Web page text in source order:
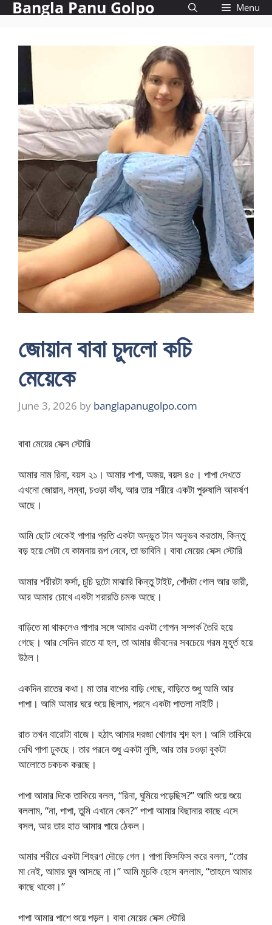
SkipBangla Panu Golpo Menu
জোয়ান বাবা চুদলো কচি
মেয়েকে
June 3, 2026 by banglapanugolpo.com
বাবা মেয়ের সেক্স স্টোরি
আমার নাম রিনা, বয়স ২১। আমার পাপা, অজয়, বয়স ৪৫। পাপা দেখতে
এখনো জোয়ান, লম্বা, চওড়া কাঁধ, আর তার শরীরে একটা পুরুষালি আকর্ষণ
আছে।
আমি ছোট থেকেই পাপার প্রতি একটা অদ্ভুত টান অনুভব করতাম, কিন্তু
বড় হয়ে সেটা যে কামনায় রূপ নেবে, তা ভাবিনি। বাবা মেয়ের সেক্স স্টোরি
আমার শরীরটা ফর্সা, চুচি দুটো মাঝারি কিন্তু টাইট, পোঁদটা গোল আর ভারী,
আর আমার চোখে একটা শরারতি চমক আছে।
বাড়িতে মা থাকলেও পাপার সঙ্গে আমার একটা গোপন সম্পর্ক তৈরি হয়ে
গেছে। আর সেদিন রাতে যা হল, তা আমার জীবনের সবচেয়ে গরম মুহূর্ত হয়ে
উঠল।
একদিন রাতের কথা। মা তার বাপের বাড়ি গেছে, বাড়িতে শুধু আমি আর
পাপা। আমি আমার ঘরে শুয়ে ছিলাম, পরনে একটা পাতলা নাইটি।
রাত তখন বারোটা বাজে। হঠাৎ আমার দরজা খোলার শব্দ হল। আমি তাকিয়ে
দেখি পাপা ঢুকছে। তার পরনে শুধু একটা লুঙ্গি, আর তার চওড়া বুকটা
আলোতে চকচক করছে।
পাপা আমার দিকে তাকিয়ে বলল, “রিনা, ঘুমিয়ে পড়েছিস?” আমি শুয়ে শুয়ে
বললাম, “না, পাপা, তুমি এখানে কেন?” পাপা আমার বিছানার কাছে এসে
বসল, আর তার হাত আমার পায়ে ঠেকল।
আমার শরীরে একটা শিহরণ দৌড়ে গেল। পাপা ফিসফিস করে বলল, “তোর
মা নেই, আমার ঘুম আসছে না।” আমি মুচকি হেসে বললাম, “তাহলে আমার
কাছে থাকো।”
পাপা আমার পাশে শুয়ে পড়ল। বাবা মেয়ের সেক্স স্টোরি